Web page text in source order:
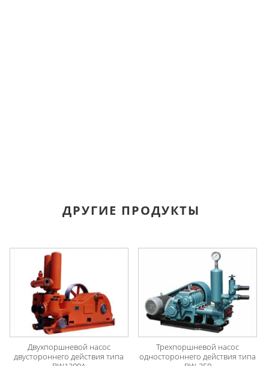
ДРУГИЕ ПРОДУКТЫ
Двухпоршневой насос
двустороннего действия типа
Трехпоршневой насос
одностороннего действия типа